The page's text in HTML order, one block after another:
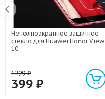
Неполноэкранное защитное
стекло для Huawei Honor View
10
1299₽
399 ₽